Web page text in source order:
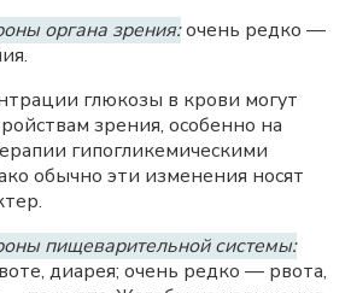
органа зрения:очень редко —
глюкозы в крови могут
зрения, особенно на
гипогликемическими
обычно эти изменения носят
пищеварительной системы:
диарея; очень редко — рвота,